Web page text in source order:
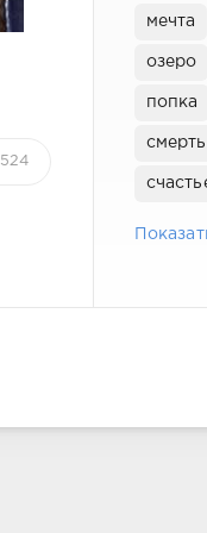
524
мечта
озеро
попка
смерть